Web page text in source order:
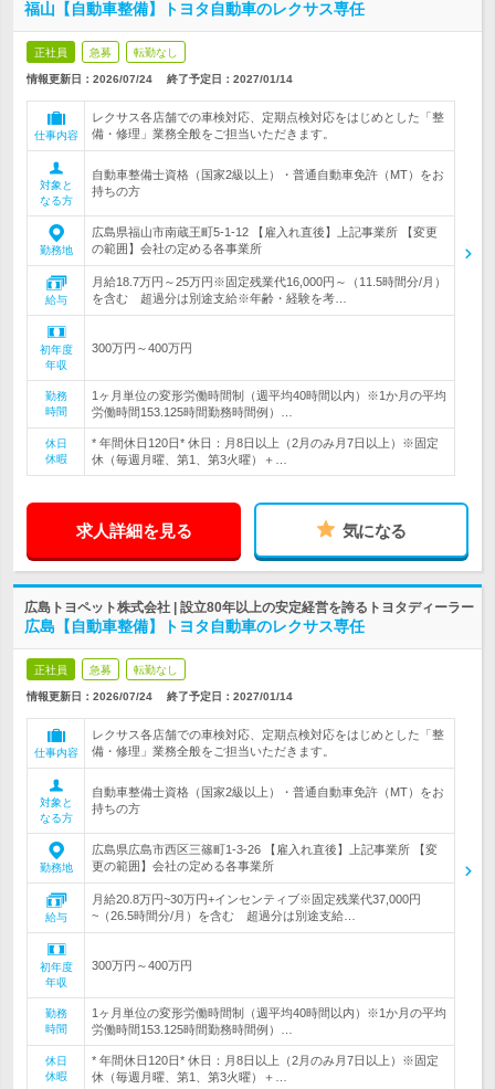
福山【自動車整備】トヨタ自動車のレクサス専任
正社員 急募 転勤なし
情報更新日：2026/07/24 終了予定日： 2027/01/14
仕事内容
レクサス各店舗での車検対応、定期点検対応をはじめとした「整
備・修理」業務全般をご担当いただきます。
対象と
なる方
自動車整備士資格（国家2級以上）・普通自動車免許（MT）をお
持ちの方
勤務地
広島県福山市南蔵王町5-1-12 【雇入れ直後】上記事業所 【変更
の範囲】会社の定める各事業所
給与
月給18.7万円～25万円※固定残業代16,000円～（11.5時間分/月）
を含む 超過分は別途支給※年齢・経験を考…
初年度
年収
300万円～400万円
勤務
時間
1ヶ月単位の変形労働時間制（週平均40時間以内）※1か月の平均
労働時間153.125時間勤務時間例）…
休日
休暇
* 年間休日120日* 休日：月8日以上（2月のみ月7日以上）※固定
休（毎週月曜、第1、第3火曜）＋…
求人詳細を見る 気になる
広島トヨペット株式会社 | 設立80年以上の安定経営を誇るトヨタディーラー
広島【自動車整備】トヨタ自動車のレクサス専任
正社員 急募 転勤なし
情報更新日：2026/07/24 終了予定日： 2027/01/14
仕事内容
レクサス各店舗での車検対応、定期点検対応をはじめとした「整
備・修理」業務全般をご担当いただきます。
対象と
なる方
自動車整備士資格（国家2級以上）・普通自動車免許（MT）をお
持ちの方
勤務地
広島県広島市西区三篠町1-3-26 【雇入れ直後】上記事業所 【変
更の範囲】会社の定める各事業所
給与
月給20.8万円~30万円+インセンティブ※固定残業代37,000円
~（26.5時間分/月）を含む 超過分は別途支給…
初年度
年収
300万円～400万円
勤務
時間
1ヶ月単位の変形労働時間制（週平均40時間以内）※1か月の平均
労働時間153.125時間勤務時間例）…
休日
休暇
* 年間休日120日* 休日：月8日以上（2月のみ月7日以上）※固定
休（毎週月曜、第1、第3火曜）＋…